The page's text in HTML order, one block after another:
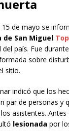
de mayo se
de San Miguel
del país. Fue
sobre
sitio.
indicó que los
par de personas y
asistentes. Antes
lesionada por